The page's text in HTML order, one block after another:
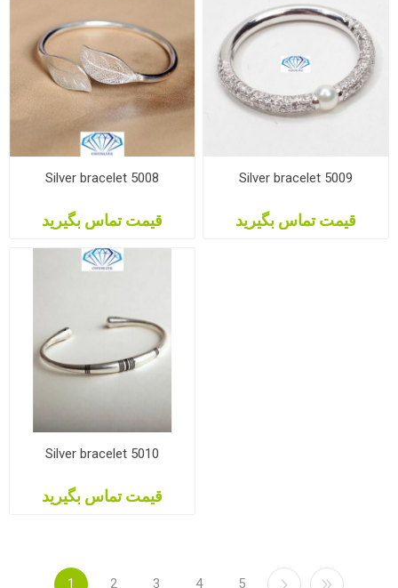
Silver bracelet 5008
قیمت تماس بگیرید
Silver bracelet 5009
قیمت تماس بگیرید
Silver bracelet 5010
قیمت تماس بگیرید
1 2 3 4 5